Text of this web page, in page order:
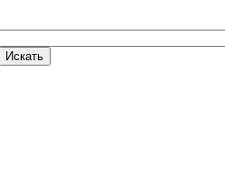
Искать